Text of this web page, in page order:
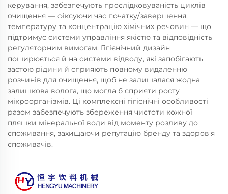
керування, забезпечують прослідковуваність циклів
очищення — фіксуючи час початку/завершення,
температуру та концентрацію хімічних речовин — що
підтримує системи управління якістю та відповідність
регуляторним вимогам. Гігієнічний дизайн
поширюється й на системи відводу, які запобігають
застою рідини й сприяють повному видаленню
розчинів для очищення, щоб не залишалася жодна
залишкова волога, що могла б сприяти росту
мікроорганізмів. Ці комплексні гігієнічні особливості
разом забезпечують збереження чистоти кожної
пляшки мінеральної води від моменту розливу до
споживання, захищаючи репутацію бренду та здоров’я
споживачів.